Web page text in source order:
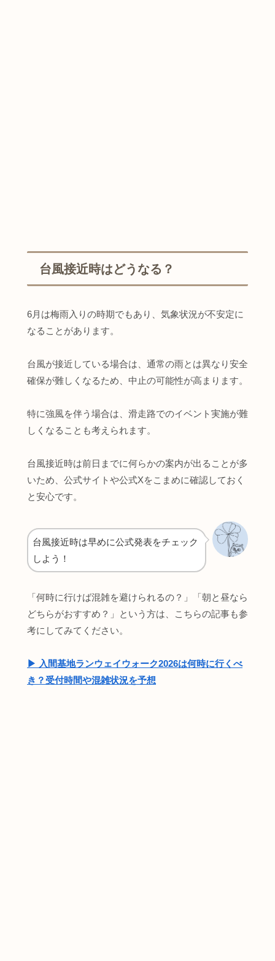
台風接近時はどうなる？
6月は梅雨入りの時期でもあり、気象状況が不安定に
なることがあります。
台風が接近している場合は、通常の雨とは異なり安全
確保が難しくなるため、中止の可能性が高まります。
特に強風を伴う場合は、滑走路でのイベント実施が難
しくなることも考えられます。
台風接近時は前日までに何らかの案内が出ることが多
いため、公式サイトや公式Xをこまめに確認しておく
と安心です。
台風接近時は早めに公式発表をチェック
しよう！
「何時に行けば混雑を避けられるの？」「朝と昼なら
どちらがおすすめ？」という方は、こちらの記事も参
考にしてみてください。
▶︎ 入間基地ランウェイウォーク2026は何時に行くべ
き？受付時間や混雑状況を予想